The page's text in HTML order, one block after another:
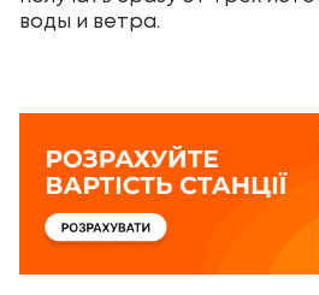
воды и ветра.